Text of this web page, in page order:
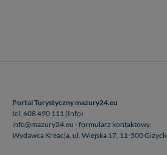
tel. 608 490 111 (Info)
info@mazury24.eu - formularz kontaktowy.
Wydawca Kreacja, ul. Wiejska 17, 11-500 Giżycko